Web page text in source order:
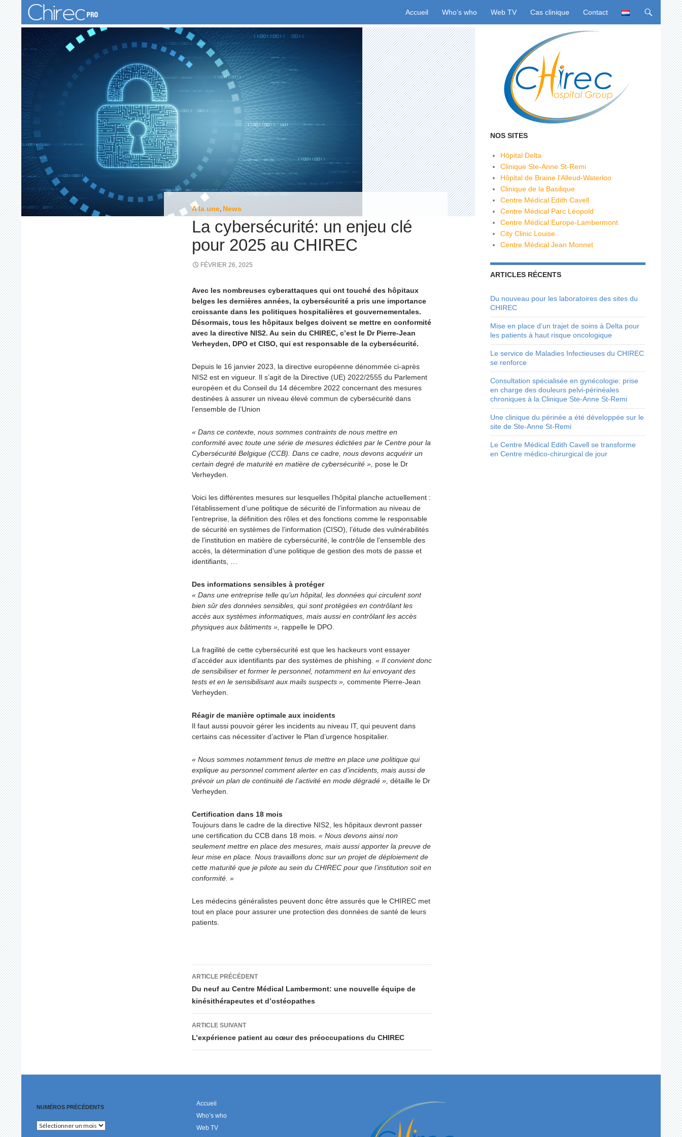
Recherche
Accueil
Who’s who Web TV Cas clinique Contact
A la une, News
La cybersécurité: un enjeu clé
pour 2025 au CHIREC
FÉVRIER 26, 2025
Avec les nombreuses cyberattaques qui ont touché des hôpitaux
belges les dernières années, la cybersécurité a pris une importance
croissante dans les politiques hospitalières et gouvernementales.
Désormais, tous les hôpitaux belges doivent se mettre en conformité
avec la directive NIS2. Au sein du CHIREC, c’est le Dr Pierre-Jean
Verheyden, DPO et CISO, qui est responsable de la cybersécurité.
Depuis le 16 janvier 2023, la directive européenne dénommée ci-après
NIS2 est en vigueur. Il s’agit de la Directive (UE) 2022/2555 du Parlement
européen et du Conseil du 14 décembre 2022 concernant des mesures
destinées à assurer un niveau élevé commun de cybersécurité dans
l’ensemble de l’Union
« Dans ce contexte, nous sommes contraints de nous mettre en
conformité avec toute une série de mesures édictées par le Centre pour la
Cybersécurité Belgique (CCB). Dans ce cadre, nous devons acquérir un
certain degré de maturité en matière de cybersécurité », pose le Dr
Verheyden.
Voici les différentes mesures sur lesquelles l’hôpital planche actuellement :
l’établissement d’une politique de sécurité de l’information au niveau de
l’entreprise, la définition des rôles et des fonctions comme le responsable
de sécurité en systèmes de l’information (CISO), l’étude des vulnérabilités
de l’institution en matière de cybersécurité, le contrôle de l’ensemble des
accès, la détermination d’une politique de gestion des mots de passe et
identifiants, …
Des informations sensibles à protéger
« Dans une entreprise telle qu’un hôpital, les données qui circulent sont
bien sûr des données sensibles, qui sont protégées en contrôlant les
accès aux systèmes informatiques, mais aussi en contrôlant les accès
physiques aux bâtiments », rappelle le DPO.
La fragilité de cette cybersécurité est que les hackeurs vont essayer
d’accéder aux identifiants par des systèmes de phishing. « Il convient donc
de sensibiliser et former le personnel, notamment en lui envoyant des
tests et en le sensibilisant aux mails suspects », commente Pierre-Jean
Verheyden.
Réagir de manière optimale aux incidents
Il faut aussi pouvoir gérer les incidents au niveau IT, qui peuvent dans
certains cas nécessiter d’activer le Plan d’urgence hospitalier.
« Nous sommes notamment tenus de mettre en place une politique qui
explique au personnel comment alerter en cas d’incidents, mais aussi de
prévoir un plan de continuité de l’activité en mode dégradé », détaille le Dr
Verheyden.
Certification dans 18 mois
Toujours dans le cadre de la directive NIS2, les hôpitaux devront passer
une certification du CCB dans 18 mois. « Nous devons ainsi non
seulement mettre en place des mesures, mais aussi apporter la preuve de
leur mise en place. Nous travaillons donc sur un projet de déploiement de
cette maturité que je pilote au sein du CHIREC pour que l’institution soit en
conformité. »
Les médecins généralistes peuvent donc être assurés que le CHIREC met
tout en place pour assurer une protection des données de santé de leurs
patients.
Navigation
des
articles
ARTICLE PRÉCÉDENT
Du neuf au Centre Médical Lambermont: une nouvelle équipe de
kinésithérapeutes et d’ostéopathes
ARTICLE SUIVANT
L’expérience patient au cœur des préoccupations du CHIREC
NOS SITES
Hôpital Delta
Clinique Ste-Anne St-Remi
Hôpital de Braine l'Alleud-Waterloo
Clinique de la Basilique
Centre Médical Edith Cavell
Centre Médical Parc Léopold
Centre Médical Europe-Lambermont
City Clinic Louise
Centre Médical Jean Monnet
ARTICLES RÉCENTS
Du nouveau pour les laboratoires des sites du
CHIREC
Mise en place d’un trajet de soins à Delta pour
les patients à haut risque oncologique
Le service de Maladies Infectieuses du CHIREC
se renforce
Consultation spécialisée en gynécologie: prise
en charge des douleurs pelvi-périnéales
chroniques à la Clinique Ste-Anne St-Remi
Une clinique du périnée a été développée sur le
site de Ste-Anne St-Remi
Le Centre Médical Edith Cavell se transforme
en Centre médico-chirurgical de jour
NUMÉROS PRÉCÉDENTS
Numéros
Accueil
Who’s who
Web TV